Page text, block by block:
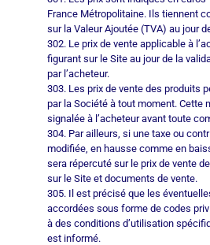
France Métropolitaine. Ils tiennent
sur la Valeur Ajoutée (TVA) au jour
302. Le prix de vente applicable à
figurant sur le Site au jour de la
par l’acheteur.
303. Les prix de vente des produits
par la Société à tout moment. Cette
signalée à l’acheteur avant toute
304. Par ailleurs, si une taxe ou
modifiée, en hausse comme en
sera répercuté sur le prix de vente
sur le Site et documents de vente.
305. Il est précisé que les
accordées sous forme de codes
à des conditions d’utilisation
est informé.